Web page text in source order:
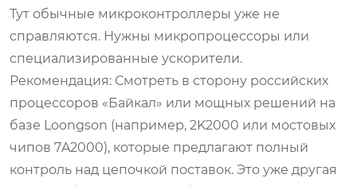
Тут обычные микроконтроллеры уже не
справляются. Нужны микропроцессоры или
специализированные ускорители.
Рекомендация: Смотреть в сторону российских
процессоров «Байкал» или мощных решений на
базе Loongson (например, 2K2000 или мостовых
чипов 7A2000), которые предлагают полный
контроль над цепочкой поставок. Это уже другая